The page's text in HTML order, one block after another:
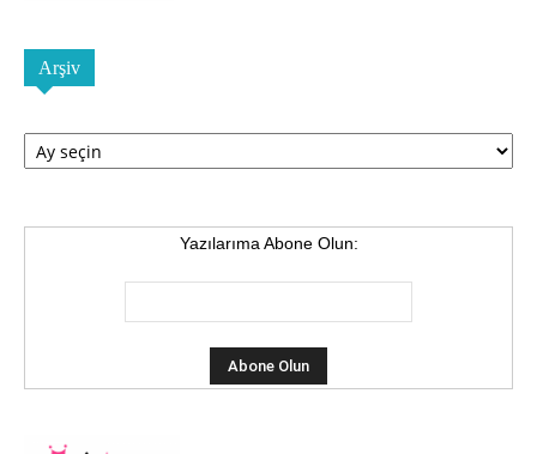
Arşiv
Arşiv
Yazılarıma Abone Olun: